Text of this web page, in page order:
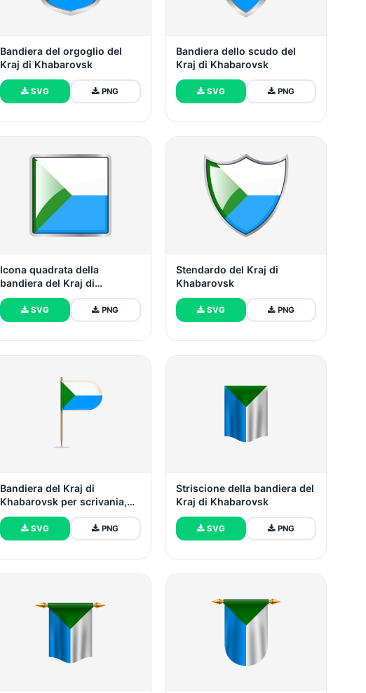
Bandiera del orgoglio del
Kraj di Khabarovsk
SVG PNG
Bandiera dello scudo del
Kraj di Khabarovsk
SVG PNG
Icona quadrata della
bandiera del Kraj di
Khabarovsk
SVG PNG
Stendardo del Kraj di
Khabarovsk
SVG PNG
Bandiera del Kraj di
Khabarovsk per scrivania,
tavolo
SVG PNG
Striscione della bandiera del
Kraj di Khabarovsk
SVG PNG